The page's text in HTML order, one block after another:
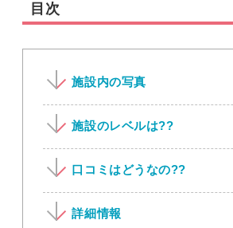
目次
施設内の写真
施設のレベルは??
口コミはどうなの??
詳細情報